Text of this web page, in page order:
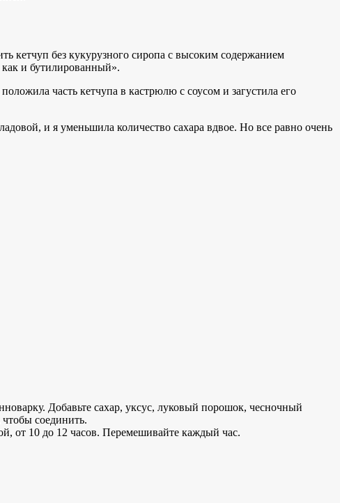
кетчуп без кукурузного сиропа с высоким содержанием
и бутилированный».
часть кетчупа в кастрюлю с соусом и загустила его
и я уменьшила количество сахара вдвое. Но все равно очень
Добавьте сахар, уксус, луковый порошок, чесночный
соединить.
от 10 до 12 часов. Перемешивайте каждый час.